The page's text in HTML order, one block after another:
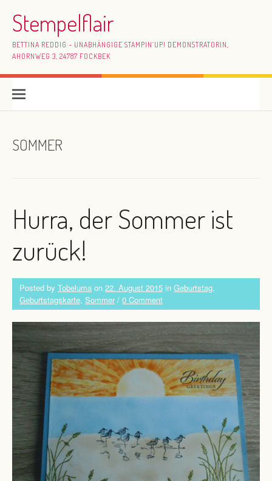
Stempelflair
BETTINA REDDIG – UNABHÄNGIGE STAMPIN`UP! DEMONSTRATORIN,
AHORNWEG 3, 24787 FOCKBEK
SOMMER
Hurra, der Sommer ist
zurück!
Posted by Tobeluma on 22. August 2015 in Geburtstag,
Geburtstagskarte, Sommer / 0 Comment